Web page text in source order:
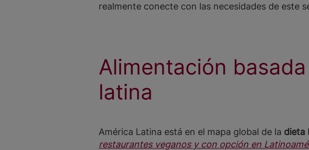
realmente conecte con las necesidades de este
Alimentación
latina
América Latina está en el mapa global de la dieta
restaurantes veganos y con opción en